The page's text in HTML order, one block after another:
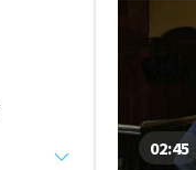
02:45